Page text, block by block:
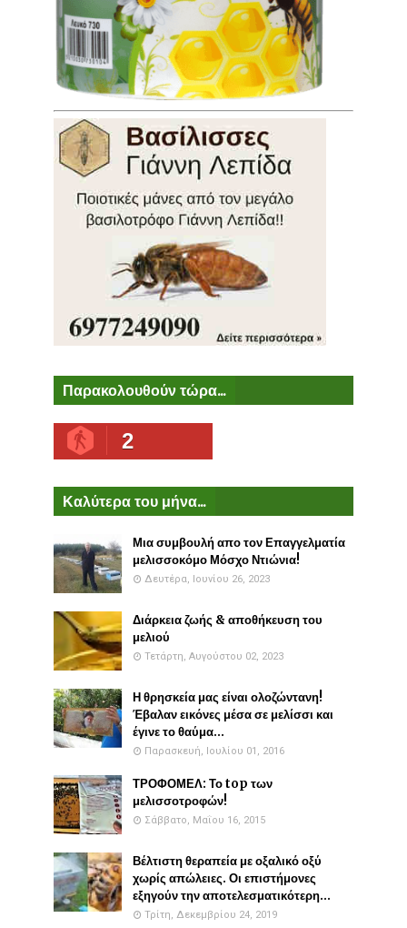
Παρακολουθούν τώρα...
2
Καλύτερα του μήνα...
Μια συμβουλή απο τον Επαγγελματία
μελισσοκόμο Μόσχο Ντιώνια!
Δευτέρα, Ιουνίου 26, 2023
Διάρκεια ζωής & αποθήκευση του
μελιού
Τετάρτη, Αυγούστου 02, 2023
Η θρησκεία μας είναι ολοζώντανη!
Έβαλαν εικόνες μέσα σε μελίσσι και
έγινε το θαύμα...
Παρασκευή, Ιουλίου 01, 2016
ΤΡΟΦΟΜΕΛ: Το top των
μελισσοτροφών!
Σάββατο, Μαΐου 16, 2015
Βέλτιστη θεραπεία με οξαλικό οξύ
χωρίς απώλειες. Οι επιστήμονες
εξηγούν την αποτελεσματικότερη...
Τρίτη, Δεκεμβρίου 24, 2019